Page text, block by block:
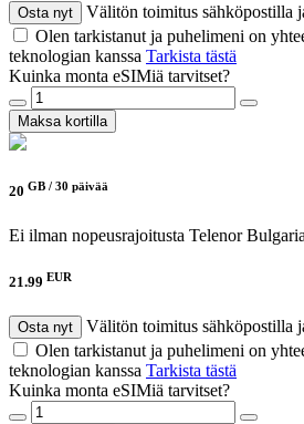
Osta nyt
Välitön toimitus sähköpostilla
Olen tarkistanut ja puhelimeni on
teknologian kanssa Tarkista tästä
Kuinka monta eSIMiä tarvitset?
Maksa kortilla
20 GB / 30 päivää
Ei ilman nopeusrajoitusta Telenor
21.99 EUR
Osta nyt
Välitön toimitus sähköpostilla
Olen tarkistanut ja puhelimeni on
teknologian kanssa Tarkista tästä
Kuinka monta eSIMiä tarvitset?